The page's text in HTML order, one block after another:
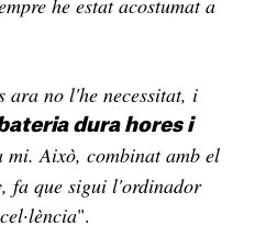
he estat acostumat a
ara no l'he necessitat, i
dura hores i
mi. Això, combinat amb el
fa que sigui l'ordinador
".